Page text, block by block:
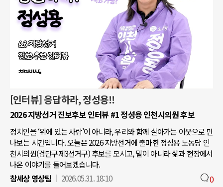
[인터뷰] 응답하라, 정성용!!
2026 지방선거 진보후보 인터뷰 #1 정성용 인천시의원 후보
정치인을 ‘위에 있는 사람’이 아니라, 우리와 함께 살아가는 이웃으로 만
나보는 시간입니다. 오늘은 2026 지방선거에 출마한 정성용 노동당 인
천시의원(검단구제3선거구) 후보를 모시고, 말이 아니라 삶과 현장에서
나온 이야기를 들어보겠습니다.
참세상 영상팀
2026.05.31. 18:10 0